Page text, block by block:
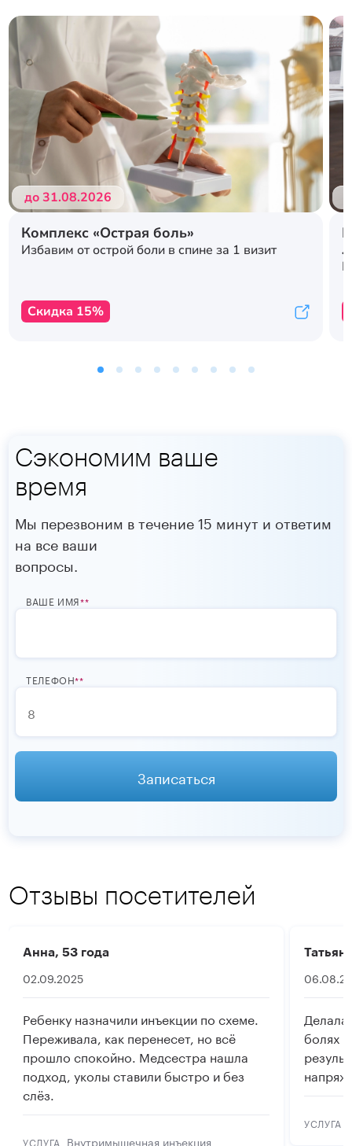
Подробнее Подробнее
до 31.08.2026
Комплекс «Острая боль»
Избавим от острой боли в спине за 1 визит
Скидка 15%
Сэкономим ваше
время
Мы перезвоним в течение 15 минут и ответим
на все ваши
вопросы.
ВАШЕ ИМЯ*
ТЕЛЕФОН*
Записаться
Отзывы посетителей
Анна, 53 года
02.09.2025
Ребенку назначили инъекции по схеме.
Переживала, как перенесет, но всё
прошло спокойно. Медсестра нашла
подход, уколы ставили быстро и без
слёз.
УСЛУГА Внутримышечная инъекция
Делала
болях
УСЛУГА